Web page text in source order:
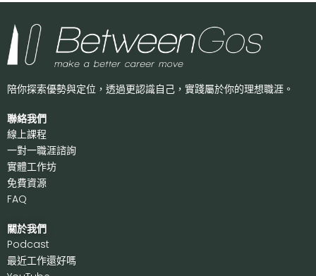
陪你探索優勢與定位，透過更認識自己， 實踐屬於你的理想職涯。
聯絡我們
線上課程
一對一職涯諮詢
實體工作坊
免費資源
FAQ
關於我們
Podcast
最近工作還好嗎